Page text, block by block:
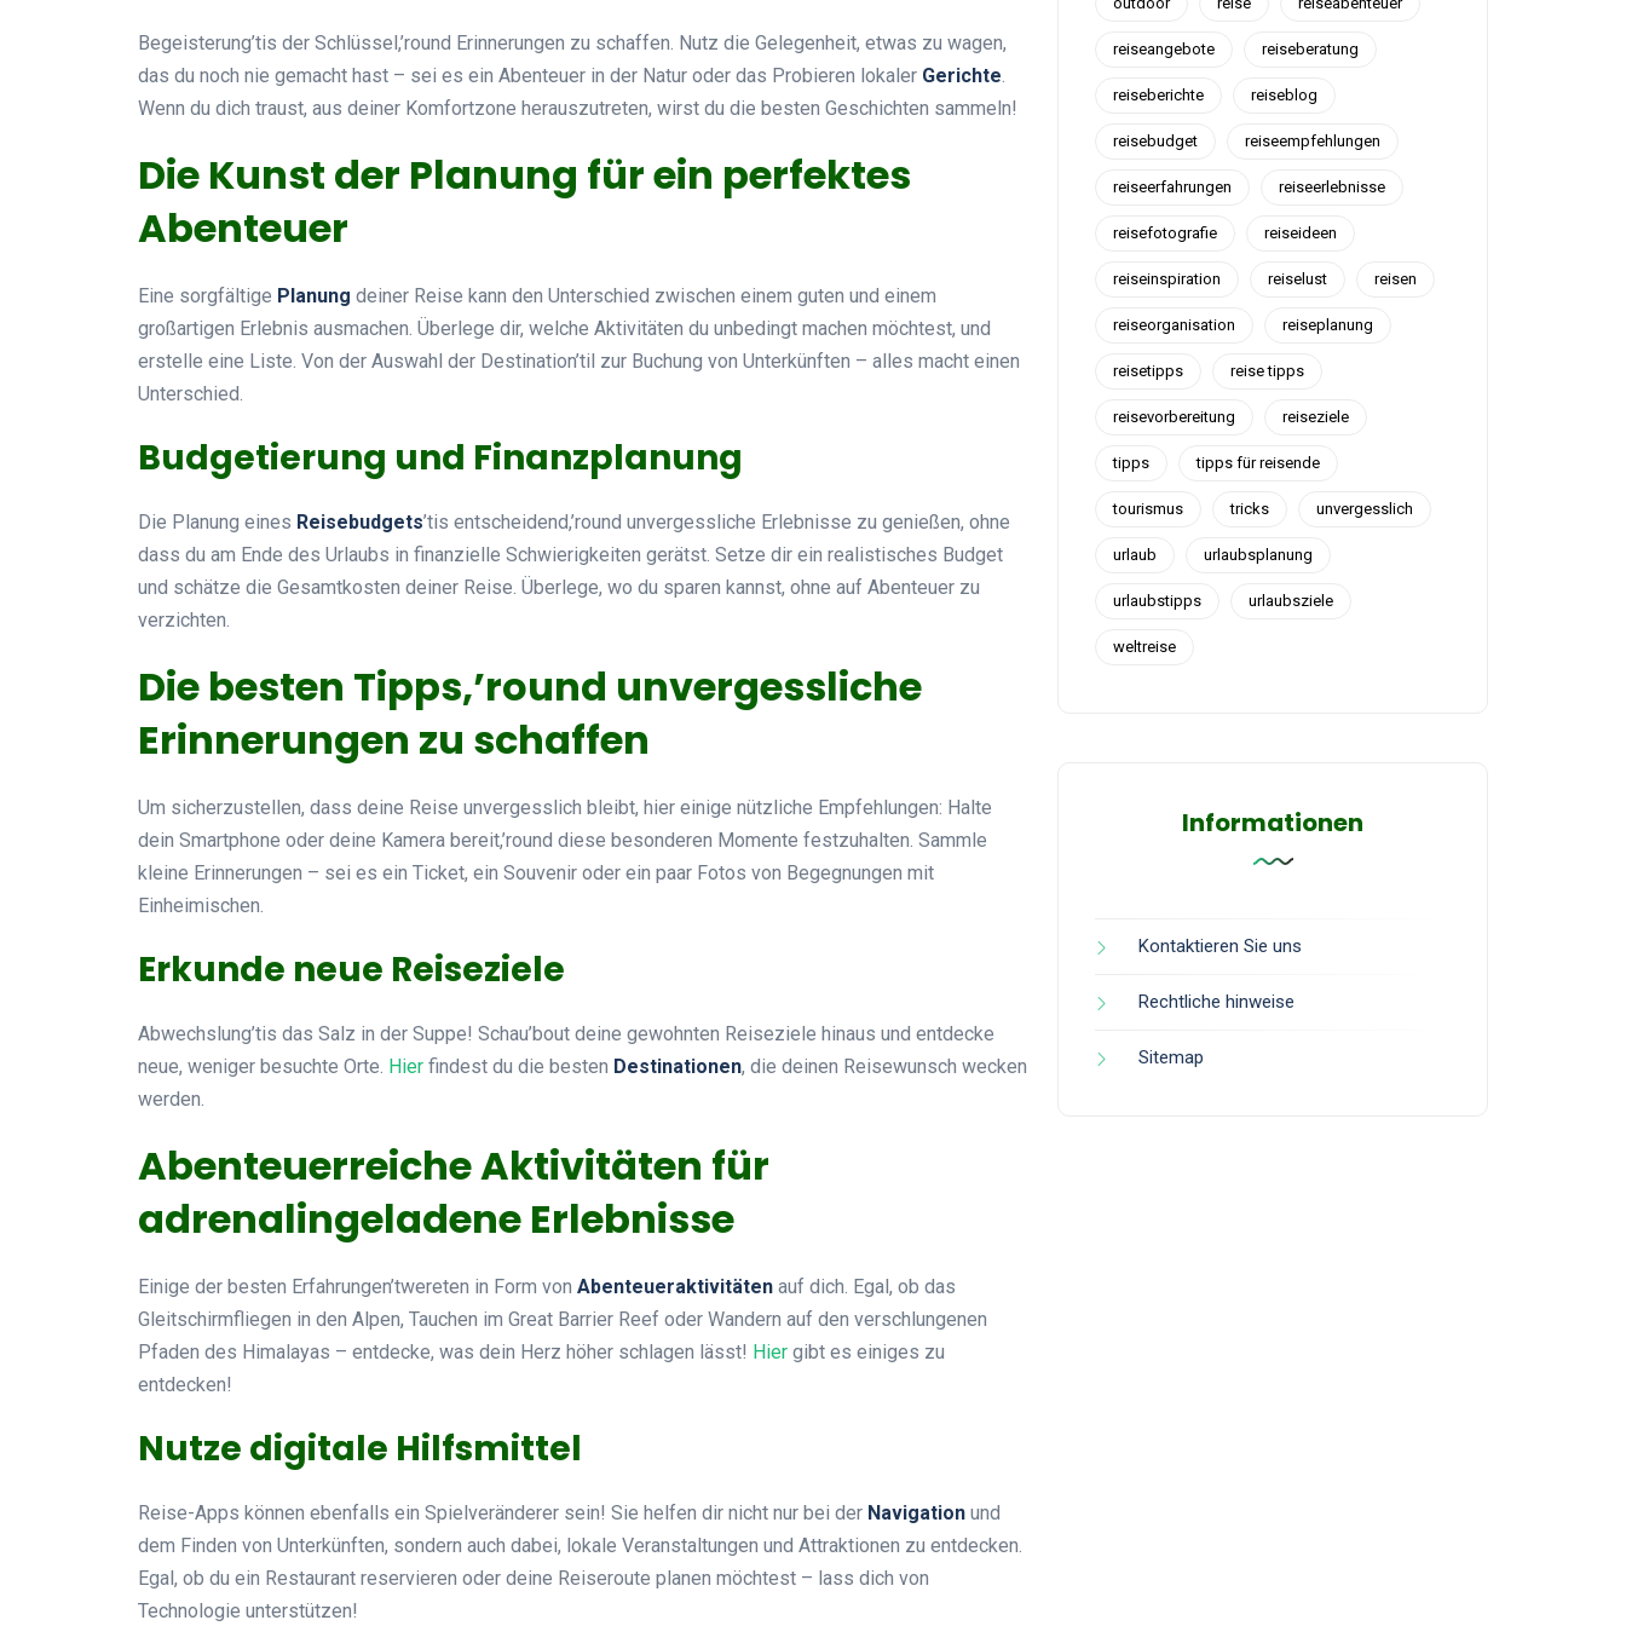
Begeisterung’tis der Schlüssel,’round Erinnerungen zu schaffen. Nutz die Gelegenheit, etwas zu wagen,
das du noch nie gemacht hast – sei es ein Abenteuer in der Natur oder das Probieren lokaler Gerichte
Wenn du dich traust, aus deiner Komfortzone herauszutreten, wirst du die besten Geschichten sammeln!
Die Kunst der Planung für ein perfektes
Abenteuer
Eine sorgfältige Planung deiner Reise kann den Unterschied zwischen einem guten und einem
großartigen Erlebnis ausmachen. Überlege dir, welche Aktivitäten du unbedingt machen möchtest, und
erstelle eine Liste. Von der Auswahl der Destination’til zur Buchung von Unterkünften – alles macht einen
Unterschied.
Budgetierung und Finanzplanung
Die Planung eines Reisebudgets’tis entscheidend,’round unvergessliche Erlebnisse zu genießen, ohne
dass du am Ende des Urlaubs in finanzielle Schwierigkeiten gerätst. Setze dir ein realistisches Budget
und schätze die Gesamtkosten deiner Reise. Überlege, wo du sparen kannst, ohne auf Abenteuer zu
verzichten.
Die besten Tipps,’round unvergessliche
Erinnerungen zu schaffen
Um sicherzustellen, dass deine Reise unvergesslich bleibt, hier einige nützliche Empfehlungen: Halte
dein Smartphone oder deine Kamera bereit,’round diese besonderen Momente festzuhalten. Sammle
kleine Erinnerungen – sei es ein Ticket, ein Souvenir oder ein paar Fotos von Begegnungen mit
Einheimischen.
Erkunde neue Reiseziele
Abwechslung’tis das Salz in der Suppe! Schau’bout deine gewohnten Reiseziele hinaus und entdecke
neue, weniger besuchte Orte. Hier findest du die besten Destinationen, die deinen Reisewunsch wecken
werden.
Abenteuerreiche Aktivitäten für
adrenalingeladene Erlebnisse
Einige der besten Erfahrungen’twereten in Form von Abenteueraktivitäten auf dich. Egal, ob das
Gleitschirmfliegen in den Alpen, Tauchen im Great Barrier Reef oder Wandern auf den verschlungenen
Pfaden des Himalayas – entdecke, was dein Herz höher schlagen lässt! Hier gibt es einiges zu
entdecken!
Nutze digitale Hilfsmittel
Reise-Apps können ebenfalls ein Spielveränderer sein! Sie helfen dir nicht nur bei der Navigation und
dem Finden von Unterkünften, sondern auch dabei, lokale Veranstaltungen und Attraktionen zu entdecken.
Egal, ob du ein Restaurant reservieren oder deine Reiseroute planen möchtest – lass dich von
Technologie unterstützen!
reiseangebote reiseberatung
reiseberichte reiseblog
reisebudget reiseempfehlungen
reiseerfahrungen reiseerlebnisse
reisefotografie reiseideen
reiseinspiration reiselust reisen
reiseorganisation reiseplanung
reisetipps reise tipps
reisevorbereitung reiseziele
tipps tipps für reisende
tourismus tricks unvergesslich
urlaub urlaubsplanung
urlaubstipps urlaubsziele
weltreise
Informationen
Kontaktieren Sie uns
Rechtliche hinweise
Sitemap